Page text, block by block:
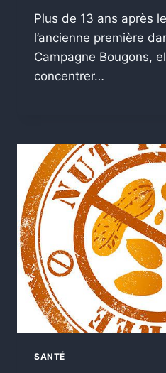
Plus de 13 ans après
l’ancienne première
Campagne Bougons,
concentrer…
SANTÉ